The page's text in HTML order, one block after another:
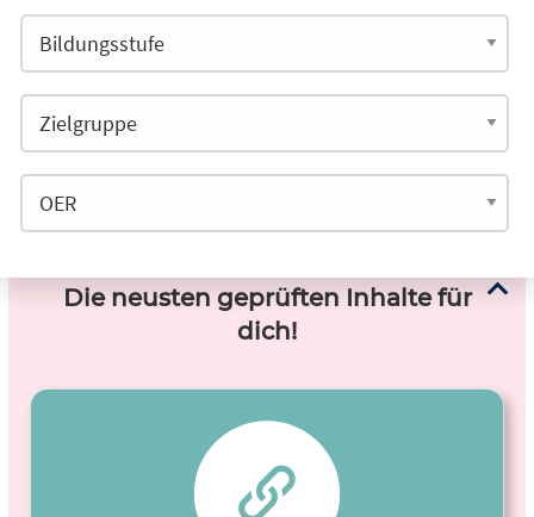
Die neusten geprüften Inhalte für
dich!